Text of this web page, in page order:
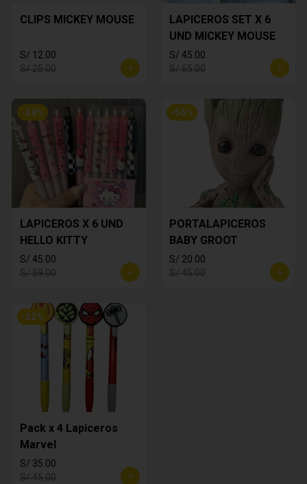
CLIPS MICKEY MOUSE
S/ 12.00
S/ 25.00
LAPICEROS SET X 6
UND MICKEY MOUSE
S/ 45.00
S/ 65.00
-24%
LAPICEROS X 6 UND
HELLO KITTY
S/ 45.00
S/ 59.00
-56%
PORTALAPICEROS
BABY GROOT
S/ 20.00
S/ 45.00
-22%
Pack x 4 Lapiceros
Marvel
S/ 35.00
S/ 45.00